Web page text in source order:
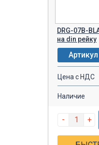
DRG-07B-
на din рейку
Цена с НДС
Наличие
- +